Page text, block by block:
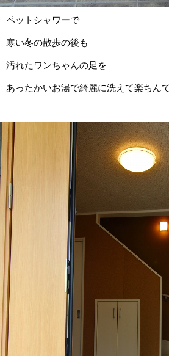
ペットシャワーで
寒い冬の散歩の後も
汚れたワンちゃんの足を
あったかいお湯で綺麗に洗えて楽ちん